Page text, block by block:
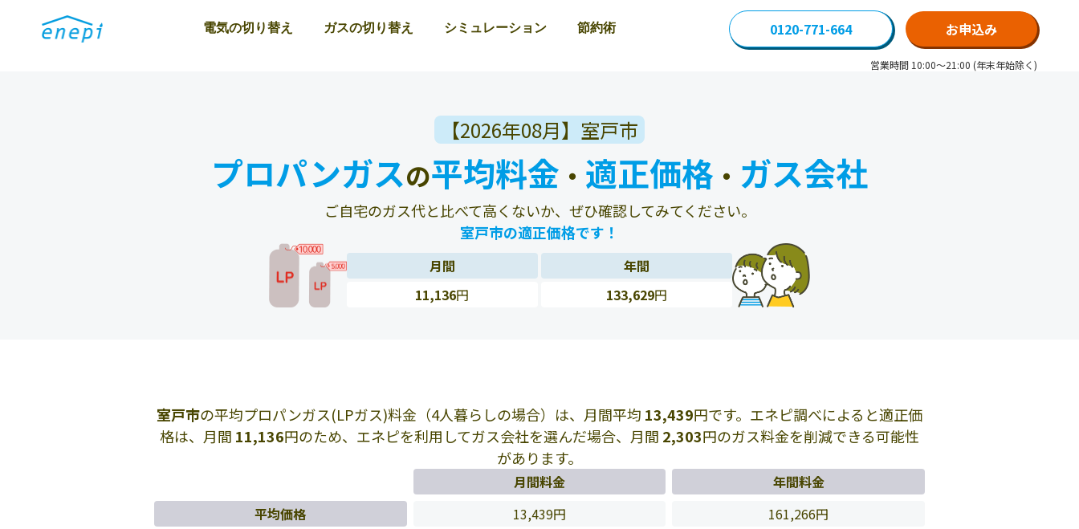
電気の切り替え ガスの切り替え シミュレーション 節約術 0120-771-664 お申込み
営業時間 10:00～21:00 (年末年始除く)
【2026年08月】室戸市
プロパンガスの平均料金 ・ 適正価格 ・ ガス会社
ご自宅のガス代と比べて高くないか、ぜひ確認してみてください。
室戸市の適正価格です！
月間
年間
11,136円 133,629円
室戸市の平均プロパンガス(LPガス)料金（4人暮らしの場合）は、月間平均 13,439円です。エネピ調べによると適正価
格は、月間 11,136円のため、エネピを利用してガス会社を選んだ場合、月間 2,303円のガス料金を削減できる可能性
があります。
月間料金
年間料金
平均価格
13,439円
161,266円